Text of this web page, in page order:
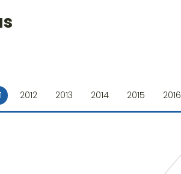
2012 2013 2014 2015 2016